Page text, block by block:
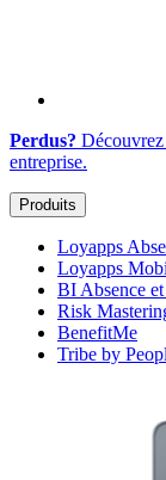
Perdus? Découvrez
entreprise.
Produits
Loyapps
Loyapps
BI Absence
Risk
BenefitMe
Tribe by